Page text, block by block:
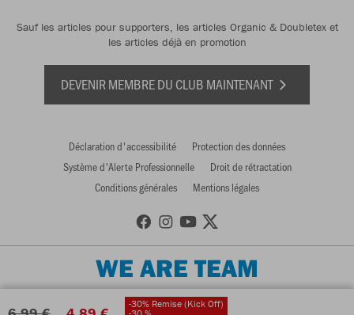
-30% Remise (Kick Off)
Sauf les articles pour supporters, les articles Organic & Doubletex et
les articles déjà en promotion
DEVENIR MEMBRE DU CLUB MAINTENANT
Déclaration d'accessibilité
Protection des données
Système d'Alerte Professionnelle
Droit de rétractation
Conditions générales
Mentions légales
WE ARE TEAM